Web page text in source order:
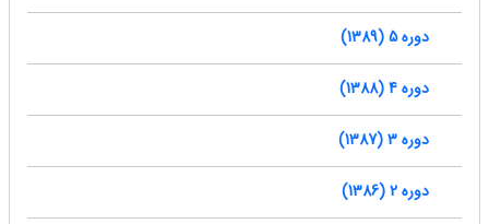
دوره 5 (1389)
دوره 4 (1388)
دوره 3 (1387)
دوره 2 (1386)